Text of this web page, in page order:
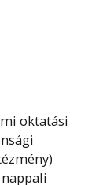
oktatási